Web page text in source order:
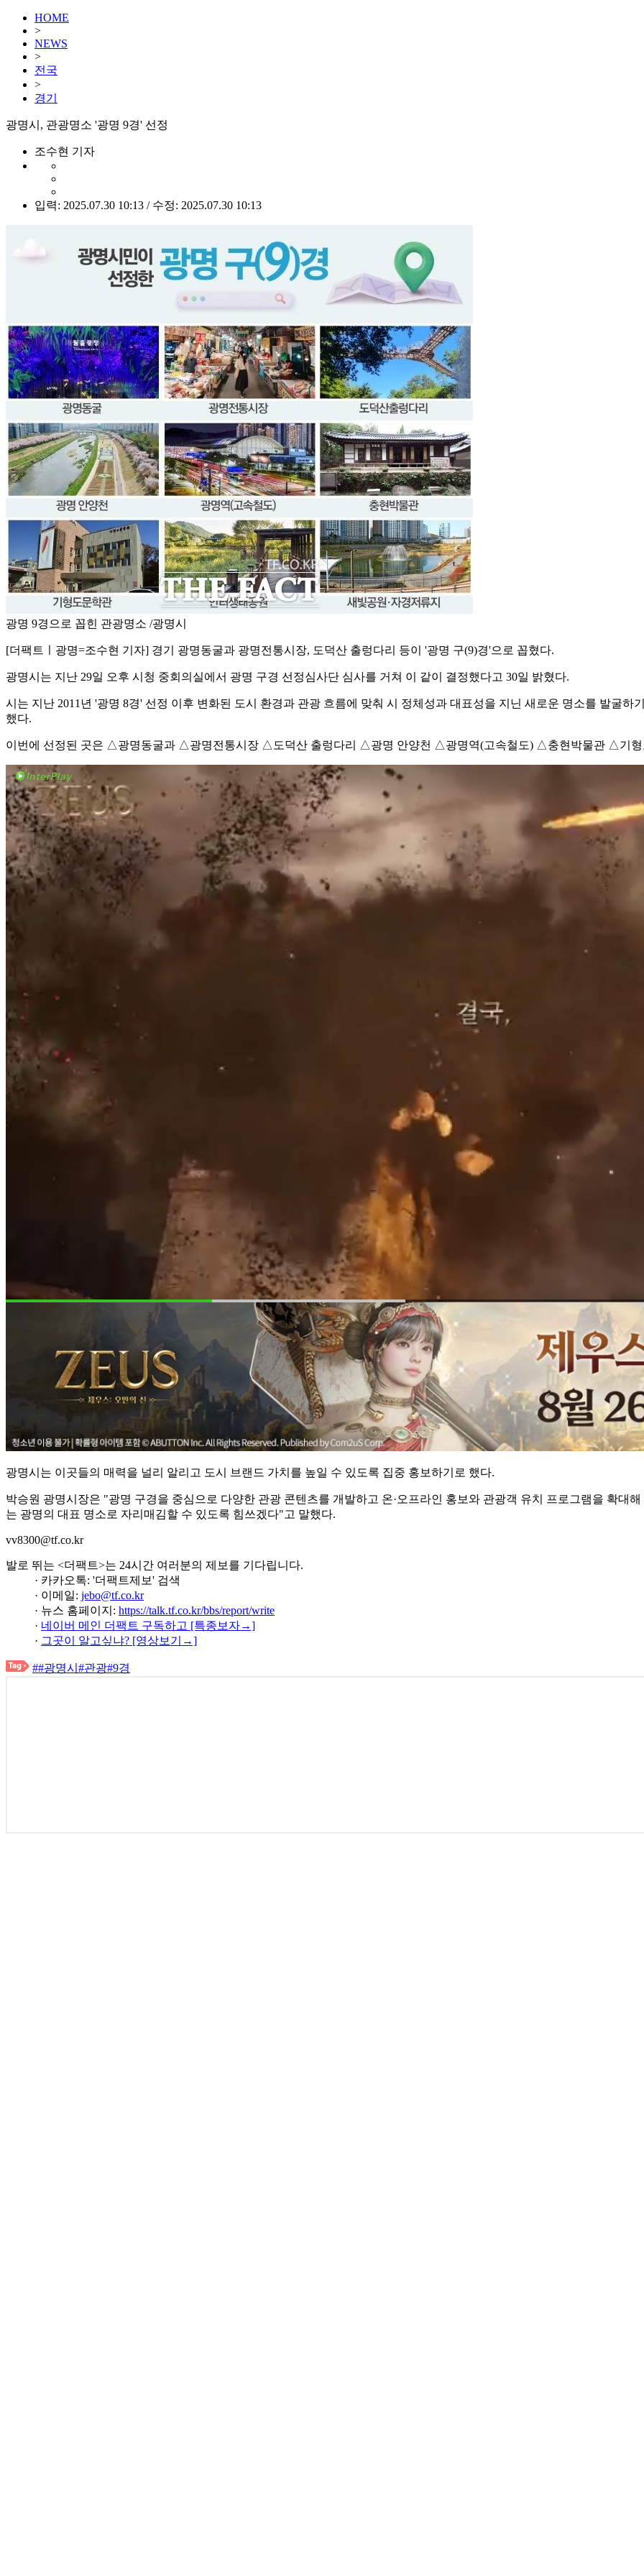
HOME
>
NEWS
>
전국
>
경기
광명시, 관광명소 '광명 9경' 선정
조수현 기자
입력: 2025.07.30 10:13 / 수정: 2025.07.30 10:13
광명 9경으로 꼽힌 관광명소 /광명시
[더팩트ㅣ광명=조수현 기자] 경기 광명동굴과 광명전통시장, 도덕산 출렁다리 등이 '광명 구(9)경'으로 꼽혔다.
광명시는 지난 29일 오후 시청 중회의실에서 광명 구경 선정심사단 심사를 거쳐 이 같이 결정했다고 30일 밝혔다.
시는 지난 2011년 '광명 8경' 선정 이후 변화된 도시 환경과 관광 흐름에 맞춰 시 정체성과 대표성을 지닌 새로운 명소를 발굴
했다.
이번에 선정된 곳은 △광명동굴과 △광명전통시장 △도덕산 출렁다리 △광명 안양천 △광명역(고속철도) △충현박물관 △기
광명시는 이곳들의 매력을 널리 알리고 도시 브랜드 가치를 높일 수 있도록 집중 홍보하기로 했다.
박승원 광명시장은 "광명 구경을 중심으로 다양한 관광 콘텐츠를 개발하고 온·오프라인 홍보와 관광객 유치 프로그램을 확대
는 광명의 대표 명소로 자리매김할 수 있도록 힘쓰겠다"고 말했다.
vv8300@tf.co.kr
발로 뛰는 <더팩트>는 24시간 여러분의 제보를 기다립니다.
· 카카오톡: '더팩트제보' 검색
· 이메일: jebo@tf.co.kr
· 뉴스 홈페이지: https://talk.tf.co.kr/bbs/report/write
· 네이버 메인 더팩트 구독하고 [특종보자→]
· 그곳이 알고싶냐? [영상보기→]
##광명시#관광#9경